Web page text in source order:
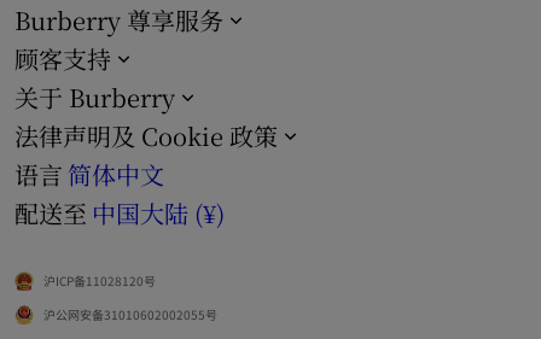
Burberry 尊享服务
顾客支持
关于 Burberry
法律声明及 Cookie 政策
语言 简体中文
配送至 中国大陆 (¥)
沪ICP备11028120号
沪公网安备31010602002055号